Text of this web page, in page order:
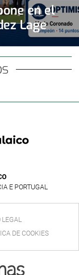
en el
Lage
E PORTUGAL
DE COOKIES